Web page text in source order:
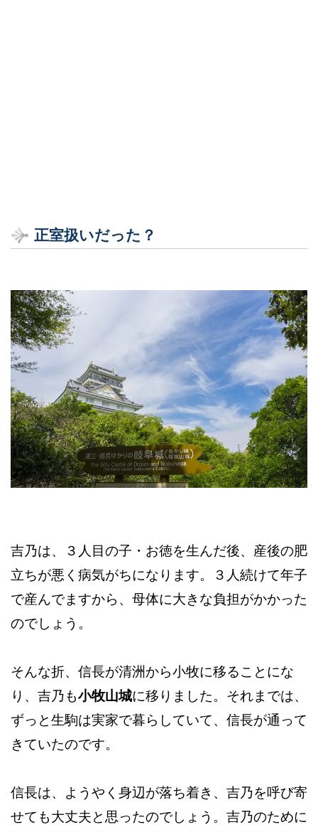
正室扱いだった？
吉乃は、３人目の子・お徳を生んだ後、産後の肥
立ちが悪く病気がちになります。３人続けて年子
で産んでますから、母体に大きな負担がかかった
のでしょう。
そんな折、信長が清洲から小牧に移ることにな
り、吉乃も小牧山城に移りました。それまでは、
ずっと生駒は実家で暮らしていて、信長が通って
きていたのです。
信長は、ようやく身辺が落ち着き、吉乃を呼び寄
せても大丈夫と思ったのでしょう。吉乃のために